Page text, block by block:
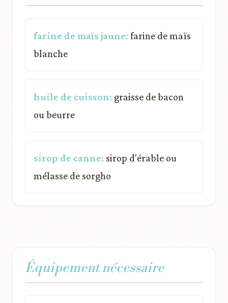
farine de maïs jaune: farine de maïs
blanche
huile de cuisson: graisse de bacon
ou beurre
sirop de canne: sirop d'érable ou
mélasse de sorgho
Équipement nécessaire